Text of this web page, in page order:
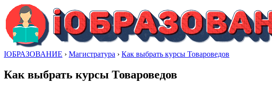
IОБРАЗОВАНИЕ › Магистратура › Как выбрать курсы Товароведов
Как выбрать курсы Товароведов